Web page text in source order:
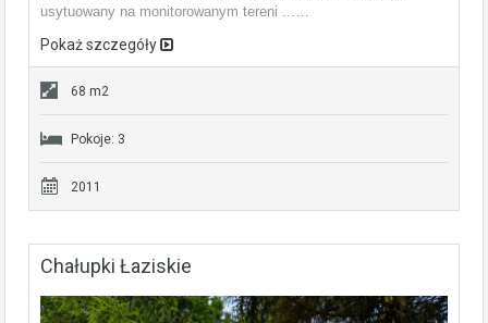
usytuowany na monitorowanym tereni ...…
Pokaż szczegóły
68 m2
Pokoje: 3
2011
Chałupki Łaziskie